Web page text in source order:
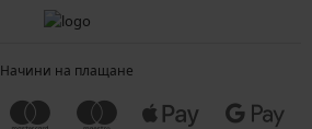
Начини на плащане